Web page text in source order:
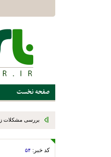
صفحه نخست
بررسی مشکلات
کد خبر: ۵۴